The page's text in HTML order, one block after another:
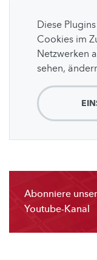
Diese
Cookies im
Netzwerken
sehen,
Abonniere
Youtube-Kanal